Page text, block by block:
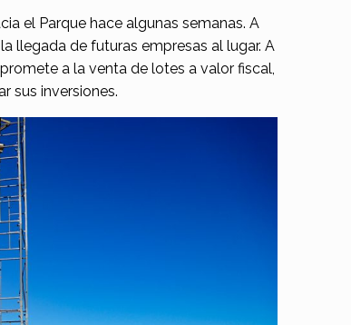
el Parque hace algunas semanas. A
llegada de futuras empresas al lugar. A
a la venta de lotes a valor fiscal,
sus inversiones.